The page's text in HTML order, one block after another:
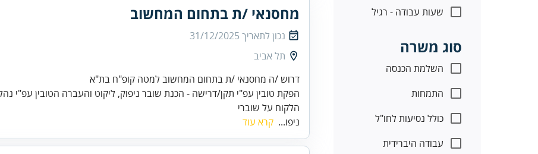
שעות עבודה - רגיל
סוג משרה
השלמת הכנסה
התמחות
כולל נסיעות לחו"ל
עבודה היברידית
מחסנאי /ת בתחום המחשוב
נכון לתאריך31/12/2025
תל אביב
דרוש /ה מחסנאי /ת בתחום המחשוב למטה קופ"ח בת"א
הפקת טובין עפ"י תקן/דרישה - הכנת שובר ניפוק, ליקוט והעברה הטובין עפ"י
הלקוח על שוברי
ניפו... קרא עוד